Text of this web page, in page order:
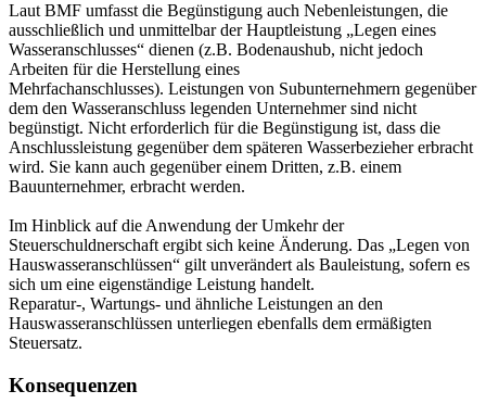
Laut BMF umfasst die Begünstigung auch Nebenleistungen, die
ausschließlich und unmittelbar der Hauptleistung „Legen eines
Wasseranschlusses“ dienen (z.B. Bodenaushub, nicht jedoch
Arbeiten für die Herstellung eines
Mehrfachanschlusses). Leistungen von Subunternehmern gegenüber
dem den Wasseranschluss legenden Unternehmer sind nicht
begünstigt. Nicht erforderlich für die Begünstigung ist, dass die
Anschlussleistung gegenüber dem späteren Wasserbezieher erbracht
wird. Sie kann auch gegenüber einem Dritten, z.B. einem
Bauunternehmer, erbracht werden.
Im Hinblick auf die Anwendung der Umkehr der
Steuerschuldnerschaft ergibt sich keine Änderung. Das „Legen von
Hauswasseranschlüssen“ gilt unverändert als Bauleistung, sofern es
sich um eine eigenständige Leistung handelt.
Reparatur-, Wartungs- und ähnliche Leistungen an den
Hauswasseranschlüssen unterliegen ebenfalls dem ermäßigten
Steuersatz.
Konsequenzen